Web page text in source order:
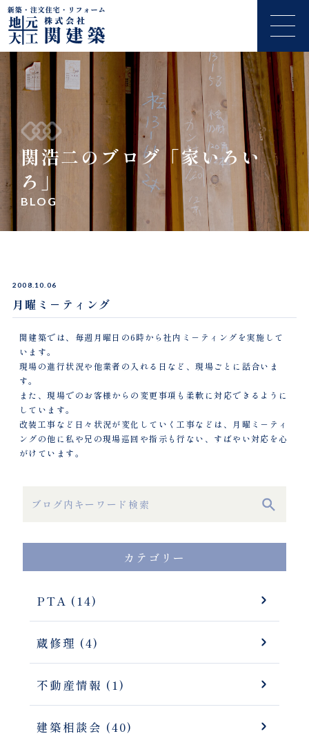
関浩二のブログ「家いろい
ろ」
BLOG
2008.10.06
月曜ミ－ティング
関建築では、毎週月曜日の6時から社内ミ－ティングを実施して
います。
現場の進行状況や他業者の入れる日など、現場ごとに話合いま
す。
また、現場でのお客様からの変更事項も柔軟に対応できるように
しています。
改装工事など日々状況が変化していく工事などは、月曜ミ－ティ
ングの他に私や兄の現場巡回や指示も行ない、すばやい対応を心
がけています。
カテゴリー
PTA (14)
蔵修理 (4)
不動産情報 (1)
建築相談会 (40)